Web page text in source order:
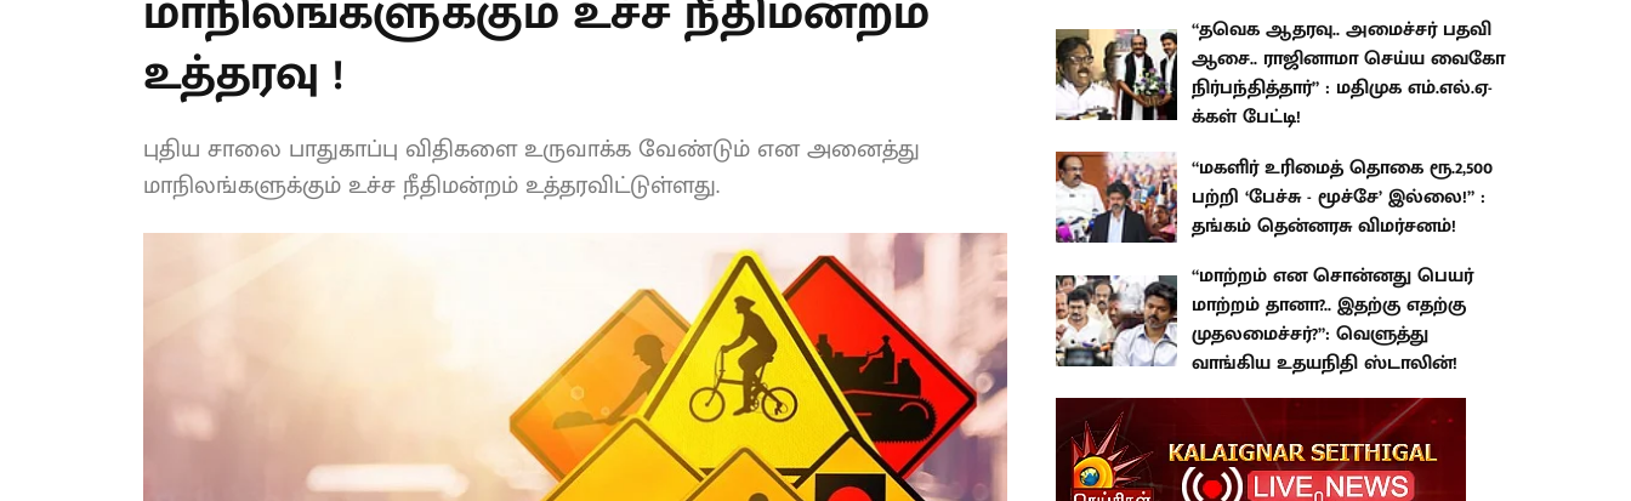
உத்தரவு !
புதிய சாலை பாதுகாப்பு விதிகளை உருவாக்க வேண்டும் என அனைத்து
மாநிலங்களுக்கும் உச்ச நீதிமன்றம் உத்தரவிட்டுள்ளது.
“தவெக ஆதரவு.. அமைச்சர் பதவி
ஆசை.. ராஜினாமா செய்ய வைகோ
நிர்பந்தித்தார்” : மதிமுக எம்.எல்.ஏ-
க்கள் பேட்டி!
“மகளிர் உரிமைத் தொகை ரூ.2,500
பற்றி ‘பேச்சு - மூச்சே’ இல்லை!” :
தங்கம் தென்னரசு விமர்சனம்!
“மாற்றம் என சொன்னது பெயர்
மாற்றம் தானா?.. இதற்கு எதற்கு
முதலமைச்சர்?”: வெளுத்து
வாங்கிய உதயநிதி ஸ்டாலின்!